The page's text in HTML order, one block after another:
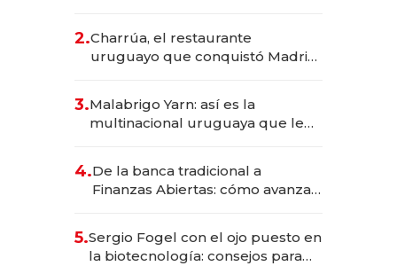
millones
2.Charrúa, el restaurante
uruguayo que conquistó Madrid:
anticipación y prepara apertura
3.Malabrigo Yarn: así es la
multinacional uruguaya que le
4.De la banca tradicional a
Finanzas Abiertas: cómo avanza
5.Sergio Fogel con el ojo puesto en
la biotecnología: consejos para